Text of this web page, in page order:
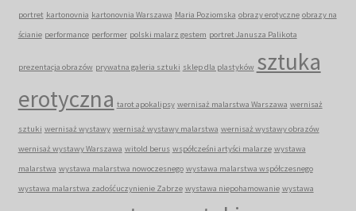
portret kartonovnia kartonovnia Warszawa Maria Poziomska obrazy erotyczne obrazy na
ścianie performance performer polski malarz gestem portret Janusza Palikota
prezentacja obrazów prywatna galeria sztuki sklep dla plastyków sztuka
erotyczna tarot apokalipsy wernisaż malarstwa Warszawa wernisaż
sztuki wernisaż wystawy wernisaż wystawy malarstwa wernisaż wystawy obrazów
wernisaż wystawy Warszawa witold berus współcześni artyści malarze wystawa
malarstwa wystawa malarstwa nowoczesnego wystawa malarstwa współczesnego
wystawa malarstwa zadośćuczynienie Zabrze wystawa niepohamowanie wystawa